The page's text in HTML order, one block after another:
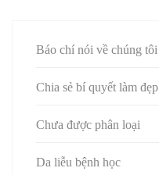
Báo chí nói về chúng tôi
Chia sẻ bí quyết làm đẹp
Chưa được phân loại
Da liễu bệnh học